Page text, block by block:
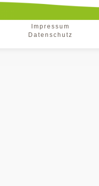
Impressum
Datenschutz